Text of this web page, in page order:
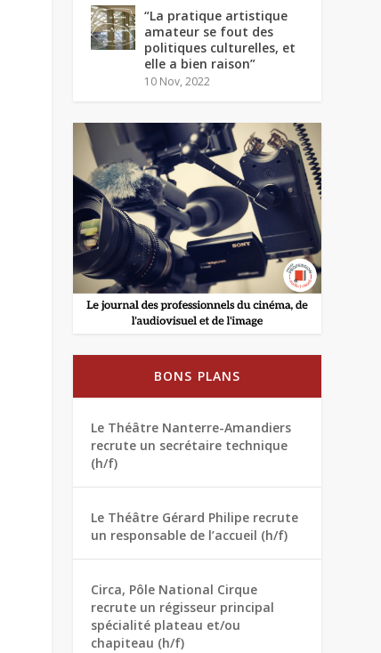
“La pratique artistique
amateur se fout des
politiques culturelles, et
elle a bien raison”
10 Nov, 2022
BONS PLANS
Le Théâtre Nanterre-Amandiers
recrute un secrétaire technique
(h/f)
Le Théâtre Gérard Philipe recrute
un responsable de l’accueil (h/f)
Circa, Pôle National Cirque
recrute un régisseur principal
spécialité plateau et/ou
chapiteau (h/f)